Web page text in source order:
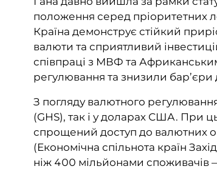
положення серед пріоритетних
Країна демонструє стійкий
валюти та сприятливий
співпраці з МВФ та
регулювання та знизили бар’єри
З погляду валютного
(GHS), так і у доларах США. При
спрощений доступ до валютних
(Економічна спільнота країн
ніж 400 мільйонами споживачів